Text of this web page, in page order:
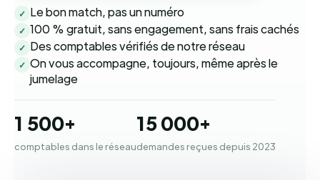
✓ Le bon match, pas un numéro
✓ 100 % gratuit, sans engagement, sans frais cachés
✓ Des comptables vérifiés de notre réseau
✓ On vous accompagne, toujours, même après le
jumelage
1 500+
comptables dans le réseau
15 000+
demandes reçues depuis 2023